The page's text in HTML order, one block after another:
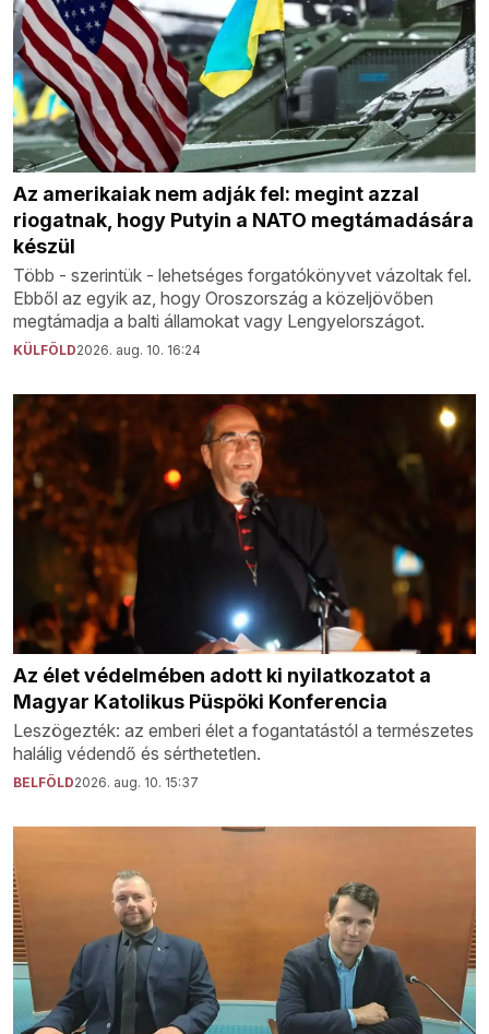
Az amerikaiak nem adják fel: megint azzal
riogatnak, hogy Putyin a NATO megtámadására
készül
Több - szerintük - lehetséges forgatókönyvet vázoltak fel.
Ebből az egyik az, hogy Oroszország a közeljövőben
megtámadja a balti államokat vagy Lengyelországot.
KÜLFÖLD2026. aug. 10. 16:24
Az élet védelmében adott ki nyilatkozatot a
Magyar Katolikus Püspöki Konferencia
Leszögezték: az emberi élet a fogantatástól a természetes
halálig védendő és sérthetetlen.
BELFÖLD2026. aug. 10. 15:37